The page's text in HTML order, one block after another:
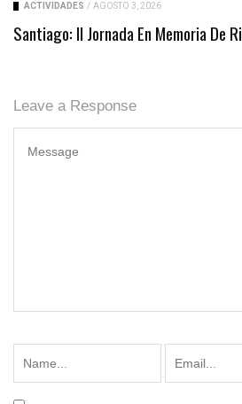
ACTIVIDADES / AGOSTO 3, 2026
Santiago: II Jornada En Memoria De
Leave a Response